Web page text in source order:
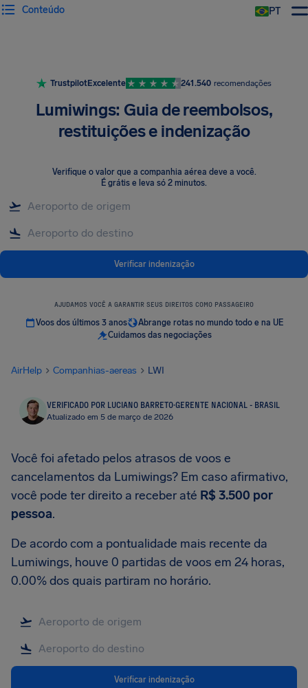
PT
Conteúdo
TrustpilotExcelente 241.540 recomendações
Lumiwings: Guia de reembolsos,
restituições e indenização
Verifique o valor que a companhia aérea deve a você.
É grátis e leva só 2 minutos.
Verificar indenização
AJUDAMOS VOCÊ A GARANTIR SEUS DIREITOS COMO PASSAGEIRO
Voos dos últimos 3 anos
Abrange rotas no mundo todo e na UE
Cuidamos das negociações
AirHelp Companhias-aereas LWI
VERIFICADO POR LUCIANO BARRETO·GERENTE NACIONAL - BRASIL
Atualizado em 5 de março de 2026
Você foi afetado pelos atrasos de voos e
cancelamentos da Lumiwings? Em caso afirmativo,
você pode ter direito a receber até R$ 3.500 por
pessoa.
De acordo com a pontualidade mais recente da
Lumiwings, houve 0 partidas de voos em 24 horas,
0.00% dos quais partiram no horário.
Verificar indenização